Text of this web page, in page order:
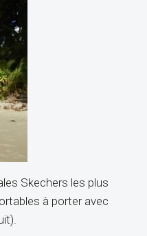
Skechers les plus
à porter avec